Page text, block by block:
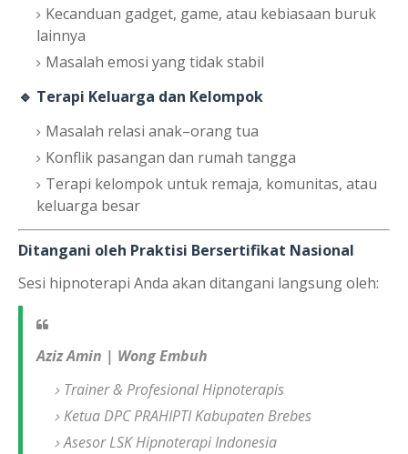
Kecanduan gadget, game, atau kebiasaan buruk
lainnya
Masalah emosi yang tidak stabil
🔹 Terapi Keluarga dan Kelompok
Masalah relasi anak–orang tua
Konflik pasangan dan rumah tangga
Terapi kelompok untuk remaja, komunitas, atau
keluarga besar
Ditangani oleh Praktisi Bersertifikat Nasional
Sesi hipnoterapi Anda akan ditangani langsung oleh:
Aziz Amin | Wong Embuh
Trainer & Profesional Hipnoterapis
Ketua DPC PRAHIPTI Kabupaten Brebes
Asesor LSK Hipnoterapi Indonesia